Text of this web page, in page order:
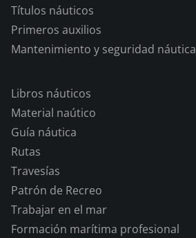
Títulos náuticos
Primeros auxilios
Mantenimiento y seguridad náutica
Libros náuticos
Material naútico
Guía náutica
Rutas
Travesías
Patrón de Recreo
Trabajar en el mar
Formación marítima profesional